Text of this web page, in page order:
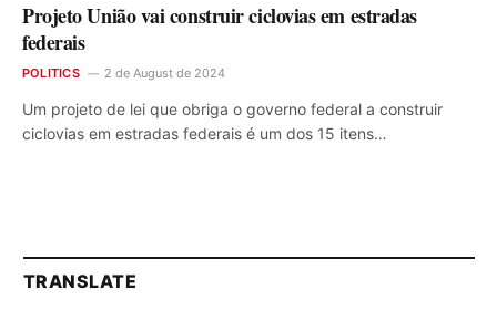
Projeto União vai construir ciclovias em estradas
federais
POLITICS 2 de August de 2024
Um projeto de lei que obriga o governo federal a construir
ciclovias em estradas federais é um dos 15 itens…
TRANSLATE